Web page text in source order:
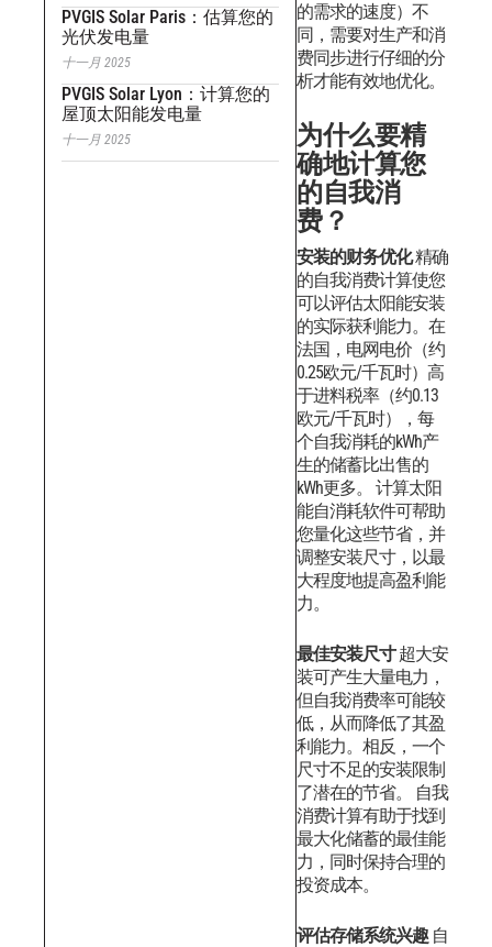
PVGIS Solar Paris：估算您的
光伏发电量
十一月 2025
PVGIS Solar Lyon：计算您的
屋顶太阳能发电量
十一月 2025
的需求的速度）不
同，需要对生产和消
费同步进行仔细的分
析才能有效地优化。
为什么要精
确地计算您
的自我消
费？
安装的财务优化精确
的自我消费计算使您
可以评估太阳能安装
的实际获利能力。在
法国，电网电价（约
0.25欧元/千瓦时）高
于进料税率（约0.13
欧元/千瓦时），每
个自我消耗的kWh产
生的储蓄比出售的
kWh更多。
计算太阳
能自消耗软件可帮助
您量化这些节省，并
调整安装尺寸，以最
大程度地提高盈利能
力。
最佳安装尺寸超大安
装可产生大量电力，
但自我消费率可能较
低，从而降低了其盈
利能力。相反，一个
尺寸不足的安装限制
了潜在的节省。
自我
消费计算有助于找到
最大化储蓄的最佳能
力，同时保持合理的
投资成本。
评估存储系统兴趣自